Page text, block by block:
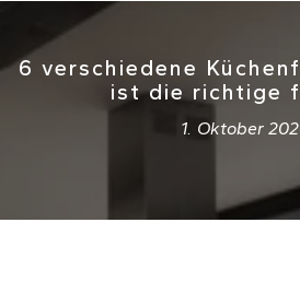
6 verschiedene
ist die richtige
1. Oktober